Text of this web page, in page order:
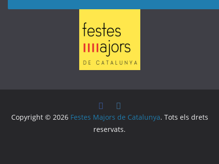
Copyright © 2026 Festes Majors de Catalunya. Tots els drets
reservats.